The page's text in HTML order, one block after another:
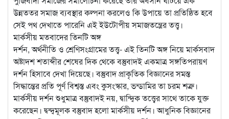
উন্নততর সমাজ ব্যবস্থার কল্পনা করলেও কি উপায়ে তা প্রতিষ্ঠিত হবে
সেই পথ দেখাতে পারেনি এই ইউটোপীয় সমাজতন্ত্রের তত্ত্ব।
মার্কসীয় মতবাদের তিনটি অঙ্গ
দর্শন, অর্থনীতি ও শ্রেণিসংগ্রামের তত্ত্ব- এই তিনটি অঙ্গ নিয়ে মার্কসবাদ
অষ্টাদশ শতাব্দীর শেষের দিক থেকে বস্তুবাদই একমাত্র সঙ্গতিপরায়ণ
দর্শন হিসাবে দেখা দিয়েছে। বস্তুবাদ প্রাকৃতিক বিজ্ঞানের সমস্ত
সিদ্ধান্তের প্রতি পূর্ণ বিশ্বস্ত এবং কুসংস্কার, ভন্ডামির তা চরম শত্রু।
মার্কসীয় দর্শন শুধুমাত্র বস্তুবাদই নয়, দ্বান্দ্বিক তত্ত্বের সাথে তাকে যুক্ত
করেছেন। দ্বন্দ্বমূলক বস্তুবাদ হলো মার্কসীয় দর্শন। আধুনিক বিজ্ঞানের